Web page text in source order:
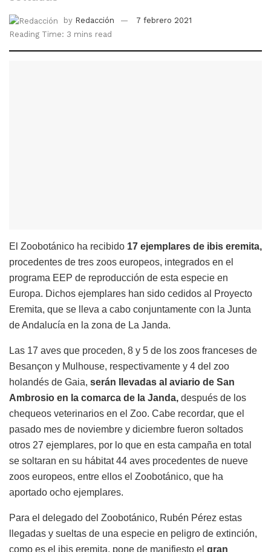
by Redacción
7 febrero 2021
Reading Time: 3 mins read
El Zoobotánico ha recibido 17 ejemplares de ibis eremita,
procedentes de tres zoos europeos, integrados en el
programa EEP de reproducción de esta especie en
Europa. Dichos ejemplares han sido cedidos al Proyecto
Eremita, que se lleva a cabo conjuntamente con la Junta
de Andalucía en la zona de La Janda.
Las 17 aves que proceden, 8 y 5 de los zoos franceses de
Besançon y Mulhouse, respectivamente y 4 del zoo
holandés de Gaia, serán llevadas al aviario de San
Ambrosio en la comarca de la Janda, después de los
chequeos veterinarios en el Zoo. Cabe recordar, que el
pasado mes de noviembre y diciembre fueron soltados
otros 27 ejemplares, por lo que en esta campaña en total
se soltaran en su hábitat 44 aves procedentes de nueve
zoos europeos, entre ellos el Zoobotánico, que ha
aportado ocho ejemplares.
Para el delegado del Zoobotánico, Rubén Pérez estas
llegadas y sueltas de una especie en peligro de extinción,
como es el ibis eremita, pone de manifiesto el gran